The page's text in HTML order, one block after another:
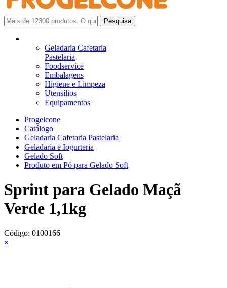
Geladaria Cafetaria
Pastelaria
Foodservice
Embalagens
Higiene e Limpeza
Utensílios
Equipamentos
Progelcone
Catálogo
Geladaria Cafetaria Pastelaria
Geladaria e Iogurteria
Gelado Soft
Produto em Pó para Gelado Soft
Sprint para Gelado Maçã
Verde 1,1kg
Código: 0100166
×